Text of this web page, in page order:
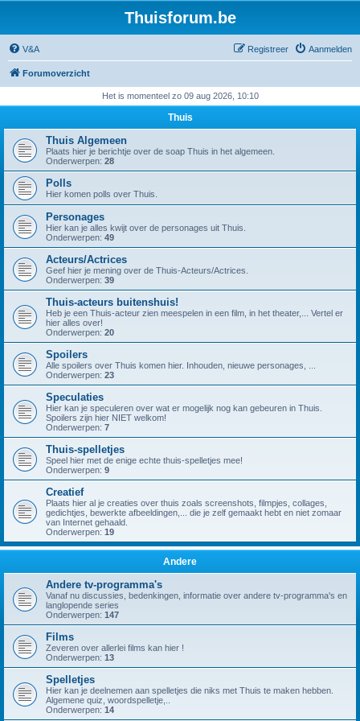
Thuisforum.be
V&A Aanmelden
Registreer
Forumoverzicht
Het is momenteel zo 09 aug 2026, 10:10
Thuis
Thuis Algemeen
Plaats hier je berichtje over de soap Thuis in het algemeen.
Onderwerpen: 28
Polls
Hier komen polls over Thuis.
Personages
Hier kan je alles kwijt over de personages uit Thuis.
Onderwerpen: 49
Acteurs/Actrices
Geef hier je mening over de Thuis-Acteurs/Actrices.
Onderwerpen: 39
Thuis-acteurs buitenshuis!
Heb je een Thuis-acteur zien meespelen in een film, in het theater,... Vertel er
hier alles over!
Onderwerpen: 20
Spoilers
Alle spoilers over Thuis komen hier. Inhouden, nieuwe personages, ...
Onderwerpen: 23
Speculaties
Hier kan je speculeren over wat er mogelijk nog kan gebeuren in Thuis.
Spoilers zijn hier NIET welkom!
Onderwerpen: 7
Thuis-spelletjes
Speel hier met de enige echte thuis-spelletjes mee!
Onderwerpen: 9
Creatief
Plaats hier al je creaties over thuis zoals screenshots, filmpjes, collages,
gedichtjes, bewerkte afbeeldingen,... die je zelf gemaakt hebt en niet zomaar
van Internet gehaald.
Onderwerpen: 19
Andere
Andere tv-programma's
Vanaf nu discussies, bedenkingen, informatie over andere tv-programma's en
langlopende series
Onderwerpen: 147
Films
Zeveren over allerlei films kan hier !
Onderwerpen: 13
Spelletjes
Hier kan je deelnemen aan spelletjes die niks met Thuis te maken hebben.
Algemene quiz, woordspelletje,..
Onderwerpen: 14